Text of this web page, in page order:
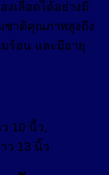
งเลือดได้อย่างมี
ชาติคุณภาพสูงถึง
ร้อน และมีอายุ
10 นิ้ว,
ว 13 นิ้ว